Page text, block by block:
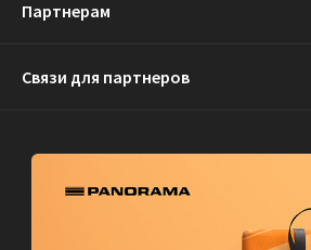
Партнерам
Связи для партнеров